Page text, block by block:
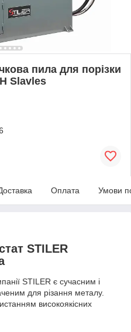
пила для порізки
Slavles
Оплата Умови
STILER
STILER є сучасним і
для різання металу.
високоякісних